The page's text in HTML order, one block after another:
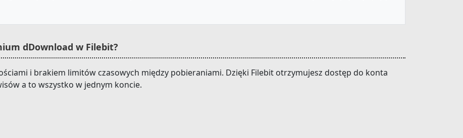
dDownload w Filebit?
i brakiem limitów czasowych między pobieraniami. Dzięki Filebit otrzymujesz dostęp do konta
a to wszystko w jednym koncie.